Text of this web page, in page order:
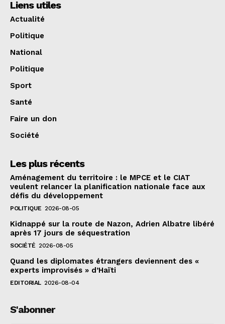
Liens utiles
Actualité
Politique
National
Politique
Sport
Santé
Faire un don
Société
Les plus récents
Aménagement du territoire : le MPCE et le CIAT
veulent relancer la planification nationale face aux
défis du développement
POLITIQUE 2026-08-05
Kidnappé sur la route de Nazon, Adrien Albatre libéré
après 17 jours de séquestration
SOCIÉTÉ 2026-08-05
Quand les diplomates étrangers deviennent des «
experts improvisés » d’Haïti
EDITORIAL 2026-08-04
S'abonner